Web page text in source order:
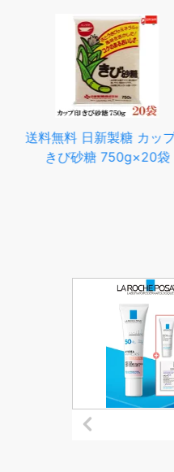
ップ印
袋
【ふるさと納
で受付終了】
糖 20kg ( 1kg
ん菜 ビート
砂糖 てんさい